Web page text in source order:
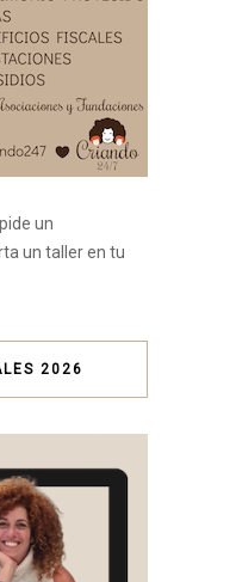
un
un taller en tu
2026